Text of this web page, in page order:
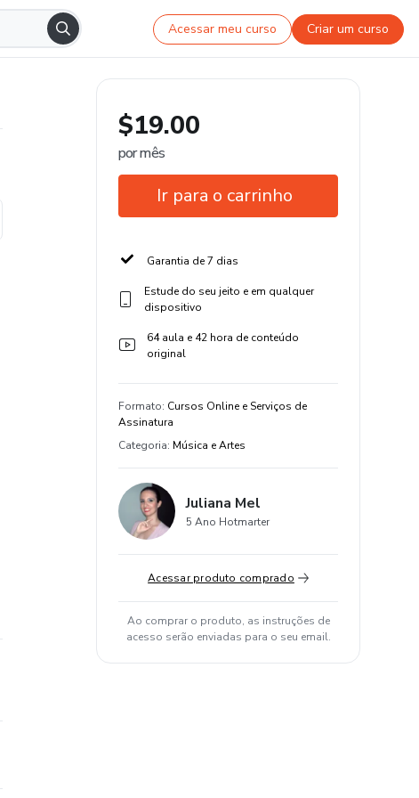
Acessar meu curso Criar um curso
$19.00
por mês
Ir para o carrinho
Garantia de 7 dias
Estude do seu jeito e em qualquer
dispositivo
64 aula e 42 hora de conteúdo
original
Formato: Cursos Online e Serviços de
Assinatura
Categoria: Música e Artes
Juliana Mel
5 Ano Hotmarter
Acessar produto comprado
Ao comprar o produto, as instruções de
acesso serão enviadas para o seu email.